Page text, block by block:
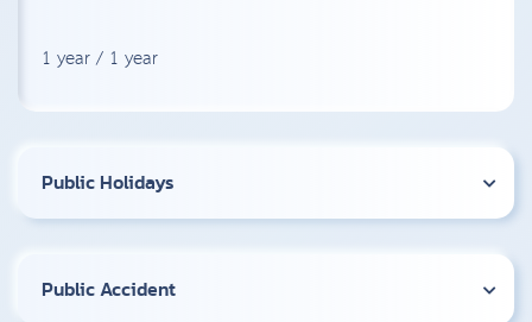
1 year / 1 year
Public Holidays
Public Accident